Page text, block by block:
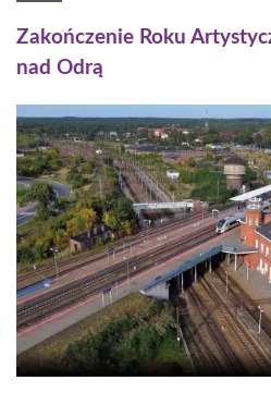
Zakończenie Roku
nad Odrą